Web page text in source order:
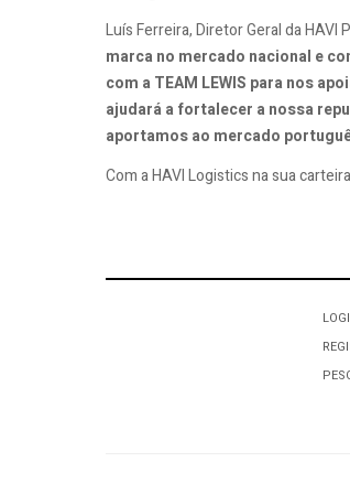
Luís Ferreira, Diretor Geral da HAVI
marca no mercado nacional e
com a TEAM LEWIS para nos
ajudará a fortalecer a nossa
aportamos ao mercado
Com a HAVI Logistics na sua